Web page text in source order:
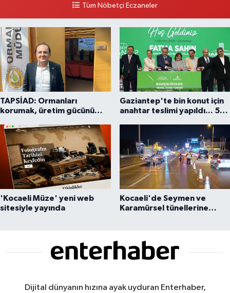
kalaycıbahçe Meydana DoğruTüm Nöbetçi Eczaneler
TAPSİAD: Ormanları
korumak, üretim gücünü
Gaziantep'te bin konut için
anahtar teslimi yapıldı... 5
'Kocaeli Müze' yeni web
sitesiyle yayında
Kocaeli'de Seymen ve
Karamürsel tünellerine
Dijital dünyanın hızına ayak uyduran Enterhaber,